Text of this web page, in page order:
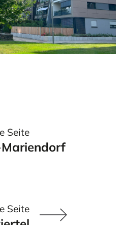
Seite
Seite